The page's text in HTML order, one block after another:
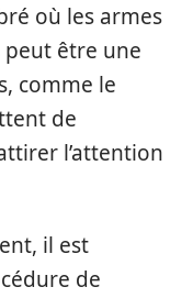
où les armes
être une
comme le
de
l’attention
il est
de